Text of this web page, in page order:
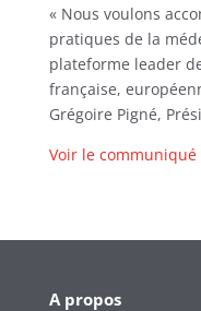
« Nous voulons
pratiques de la
plateforme leader
française,
Grégoire Pigné,
Voir le
A propos